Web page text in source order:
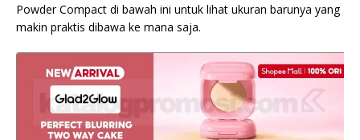
Powder Compact di bawah ini untuk lihat ukuran barunya yang
makin praktis dibawa ke mana saja.